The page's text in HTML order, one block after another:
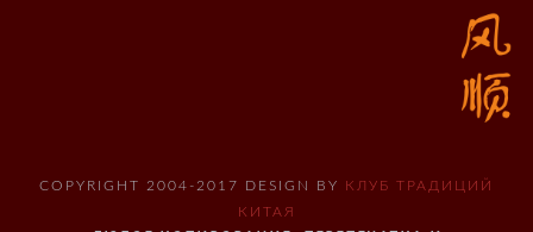
COPYRIGHT 2004-2017 DESIGN BY КЛУБ ТРАДИЦИЙ
КИТАЯ